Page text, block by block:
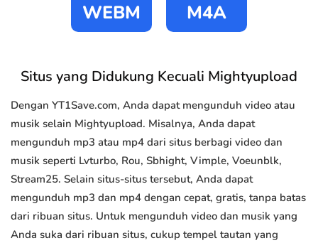
WEBM M4A
Situs yang Didukung Kecuali Mightyupload
Dengan YT1Save.com, Anda dapat mengunduh video atau
musik selain Mightyupload. Misalnya, Anda dapat
mengunduh mp3 atau mp4 dari situs berbagi video dan
musik seperti Lvturbo, Rou, Sbhight, Vimple, Voeunblk,
Stream25. Selain situs-situs tersebut, Anda dapat
mengunduh mp3 dan mp4 dengan cepat, gratis, tanpa batas
dari ribuan situs. Untuk mengunduh video dan musik yang
Anda suka dari ribuan situs, cukup tempel tautan yang